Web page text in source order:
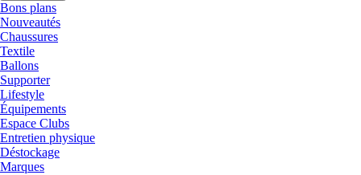
Bons plans
Nouveautés
Chaussures
Textile
Ballons
Supporter
Lifestyle
Équipements
Espace Clubs
Entretien physique
Déstockage
Marques